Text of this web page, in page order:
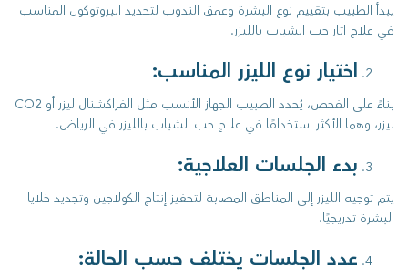
يبدأ الطبيب بتقييم نوع البشرة وعمق الندوب لتحديد البروتوكول المناسب
في علاج اثار حب الشباب بالليزر.
اختيار نوع الليزر المناسب:
بناءً على الفحص، يُحدد الطبيب الجهاز الأنسب مثل الفراكشنال ليزر أو CO2
ليزر، وهما الأكثر استخدامًا في علاج حب الشباب بالليزر في الرياض.
بدء الجلسات العلاجية:
يتم توجيه الليزر إلى المناطق المصابة لتحفيز إنتاج الكولاجين وتجديد خلايا
البشرة تدريجيًا.
عدد الجلسات يختلف حسب الحالة: